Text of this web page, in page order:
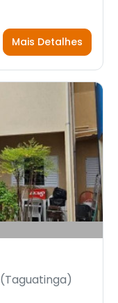
Mais Detalhes